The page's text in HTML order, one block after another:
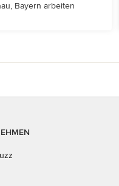
Bayern arbeiten